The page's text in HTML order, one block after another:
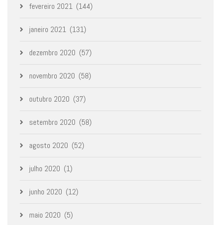
fevereiro 2021 (144)
janeiro 2021 (131)
dezembro 2020 (57)
novembro 2020 (58)
outubro 2020 (37)
setembro 2020 (58)
agosto 2020 (52)
julho 2020 (1)
junho 2020 (12)
maio 2020 (5)